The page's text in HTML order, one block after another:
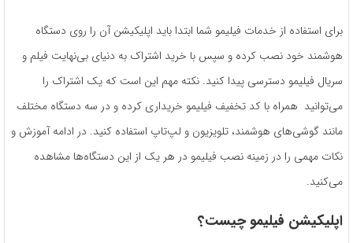
برای استفاده از خدمات فیلیمو شما ابتدا باید اپلیکیشن آن را روی دستگاه
هوشمند خود نصب کرده و سپس با خرید اشتراک به دنیای بی‌نهایت فیلم و
سریال فیلیمو دسترسی پیدا کنید. نکته مهم این است که یک اشتراک را
می‌توانید همراه با کد تخفیف فیلیمو خریداری کرده و در سه دستگاه مختلف
مانند گوشی‌های هوشمند، تلویزیون و لپ‌تاپ استفاده کنید. در ادامه آموزش و
نکات مهمی را در زمینه نصب فیلیمو در هر یک از این دستگاه‌ها مشاهده
می‌کنید.
اپلیکیشن فیلیمو چیست؟